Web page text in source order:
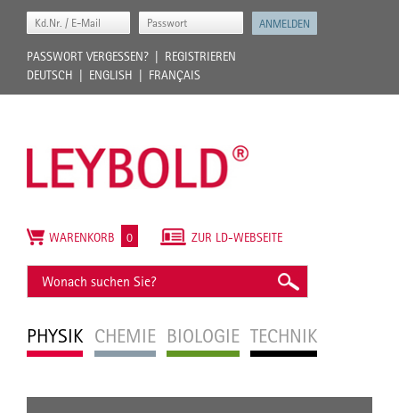
PASSWORT VERGESSEN?
REGISTRIEREN
DEUTSCH
ENGLISH FRANÇAIS
PHYSIK CHEMIE BIOLOGIE TECHNIK
ZUR LD-WEBSEITE
WARENKORB 0